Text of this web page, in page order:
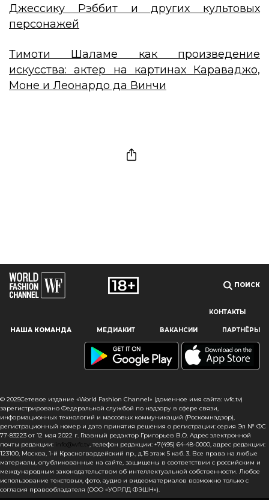
Наш сайт использует файлы cookie и похожие технологии,
чтобы гарантировать максимальное удобство
пользователям, предоставляя персонализированную
информацию, запоминая предпочтения в области
сайта, вы подтверждаете свое согласие на использование
файлов cookie в соответствии с настоящим уведомлением
в отношении данного типа файлов. Если вы не согласны
с тем, чтобы мы использовали данный тип файлов,
то вы должны соответствующим образом установить
настройки вашего браузера или не использовать сайт wfc.tv
Джессику Рэббит и других культовых
персонажей
Тимоти Шаламе как произведение
искусства: актер на картинах Караваджо,
Моне и Леонардо да Винчи
ПОИСК
КОНТАКТЫ
НАША КОМАНДА МЕДИАКИТ ВАКАНСИИ ПАРТНЁРЫ
© 2025Сетевое издание «World Fashion Channel» (доменное имя сайта: wfc.tv)
зарегистрировано Федеральной службой по надзору в сфере связи,
информационных технологий и массовых коммуникаций (Роскомнадзор),
регистрационный номер и дата принятия решения о регистрации: серия Эл № ФС
77-83223 от 12 мая 2022 г. Главный редактор Григорьев В.О. Адрес электронной
почты редакции: info@wfc.tv, телефон редакции: +7(495) 64-48-0000, адрес редакции:
123100, Москва, 1-й Красногвардейский пр., д.15 этаж 5 каб. 3. Все права на любые
материалы, опубликованные на сайте, защищены в соответствии с российским и
международным законодательством об интеллектуальной собственности. Любое
использование текстовых, фото, аудио и видеоматериалов возможно только с
согласия правообладателя (ООО «УОРЛД ФЭШН»).